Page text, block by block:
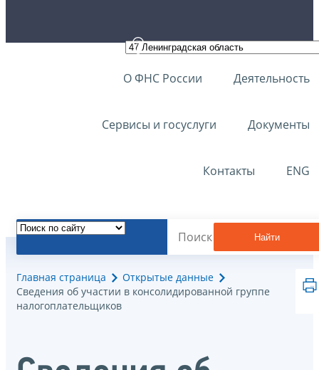
О ФНС России Деятельность
Сервисы и госуслуги Документы
Контакты ENG
Найти
Главная страница
Открытые данные
Сведения об участии в консолидированной группе
налогоплательщиков